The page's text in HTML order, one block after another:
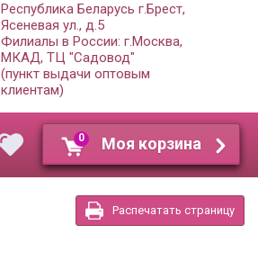
Республика Беларусь г.Брест,
Ясеневая ул., д.5
Филиалы в России: г.Москва,
МКАД, ТЦ "Садовод"
(пункт выдачи оптовым
клиентам)
0 Моя корзина
Распечатать страницу